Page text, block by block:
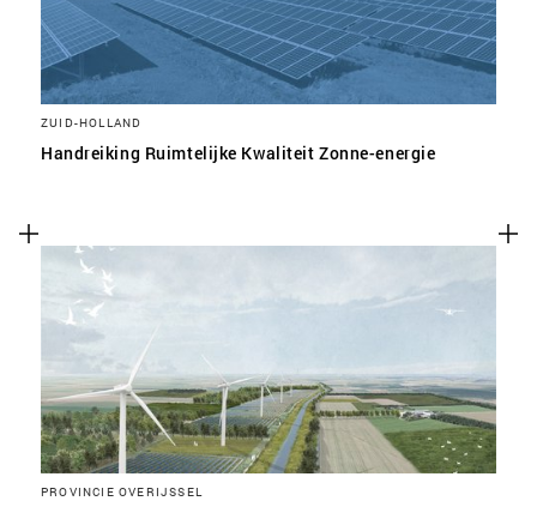
ZUID-HOLLAND
Handreiking Ruimtelijke Kwaliteit Zonne-energie
PROVINCIE OVERIJSSEL